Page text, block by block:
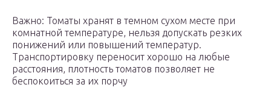
Важно: Томаты хранят в темном сухом месте при
комнатной температуре, нельзя допускать резких
понижений или повышений температур.
Транспортировку переносит хорошо на любые
расстояния, плотность томатов позволяет не
беспокоиться за их порчу